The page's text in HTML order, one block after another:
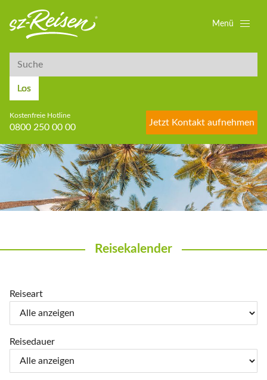
Suche
Los
Kostenfreie Hotline
0800 250 00 00
Jetzt Kontakt aufnehmen
Menü
Reisekalender
Reiseart
Reisedauer